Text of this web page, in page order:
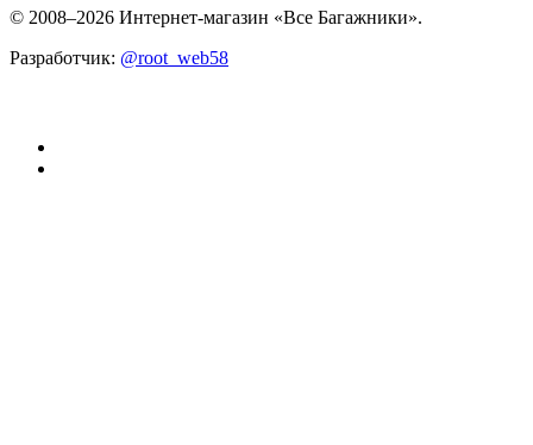
© 2008–2026 Интернет-магазин «Все Багажники».
Разработчик: @root_web58